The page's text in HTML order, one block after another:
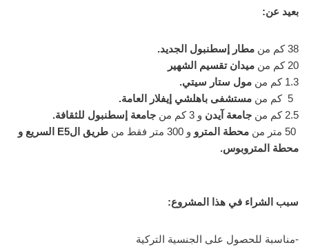
بعيد عن:
38 كم من
مطار إسطنبول الجديد.
20 كم من
ميدان تقسيم الشهير
1.3 كم من
مول ستار سيتي.
مستشفى باهلشي إيفلار العامة.
2.5 كم من
جامعة آيدن و 3 كم من
جامعة إسطنبول للثقافة.
محطة المترو و 300 متر فقط من
طريق الE5 السريع و
محطة المتروبوس.
سبب الشراء في هذا المشروع:
-مناسبة للحصول على الجنسية التركية